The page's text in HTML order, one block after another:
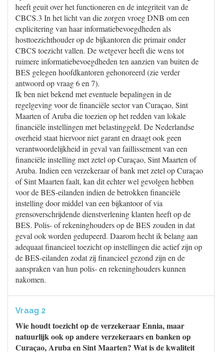
heeft geuit over het functioneren en de integriteit van de
CBCS.3 In het licht van die zorgen vroeg DNB om een
explicitering van haar informatiebevoegdheden als
hosttoezichthouder op de bijkantoren die primair onder
CBCS toezicht vallen. De wetgever heeft die wens tot
ruimere informatiebevoegdheden ten aanzien van buiten de
BES gelegen hoofdkantoren gehonoreerd (zie verder
antwoord op vraag 6 en 7).
Ik ben niet bekend met eventuele bepalingen in de
regelgeving voor de financiële sector van Curaçao, Sint
Maarten of Aruba die toezien op het redden van lokale
financiële instellingen met belastinggeld. De Nederlandse
overheid staat hiervoor niet garant en draagt ook geen
verantwoordelijkheid in geval van faillissement van een
financiële instelling met zetel op Curaçao, Sint Maarten of
Aruba. Indien een verzekeraar of bank met zetel op Curaçao
of Sint Maarten faalt, kan dit echter wel gevolgen hebben
voor de BES-eilanden indien de betrokken financiële
instelling door middel van een bijkantoor of via
grensoverschrijdende dienstverlening klanten heeft op de
BES. Polis- of rekeninghouders op de BES zouden in dat
geval ook worden gedupeerd. Daarom hecht ik belang aan
adequaat financieel toezicht op instellingen die actief zijn op
de BES-eilanden zodat zij financieel gezond zijn en de
aanspraken van hun polis- en rekeninghouders kunnen
nakomen.
Vraag 2
Wie houdt toezicht op de verzekeraar Ennia, maar
natuurlijk ook op andere verzekeraars en banken op
Curaçao, Aruba en Sint Maarten? Wat is de kwaliteit